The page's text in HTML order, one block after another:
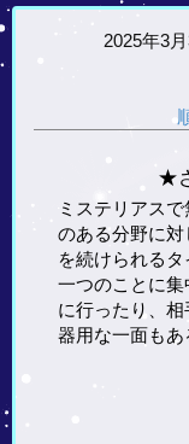
2025年3
★
ミステリアス
のある分野に
を続けられるタ
一つのことに
に行ったり、
器用な一面もあ